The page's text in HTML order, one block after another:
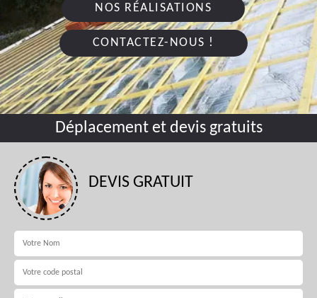
NOS RÉALISATIONS
CONTACTEZ-NOUS !
Déplacement et devis gratuits
DEVIS GRATUIT